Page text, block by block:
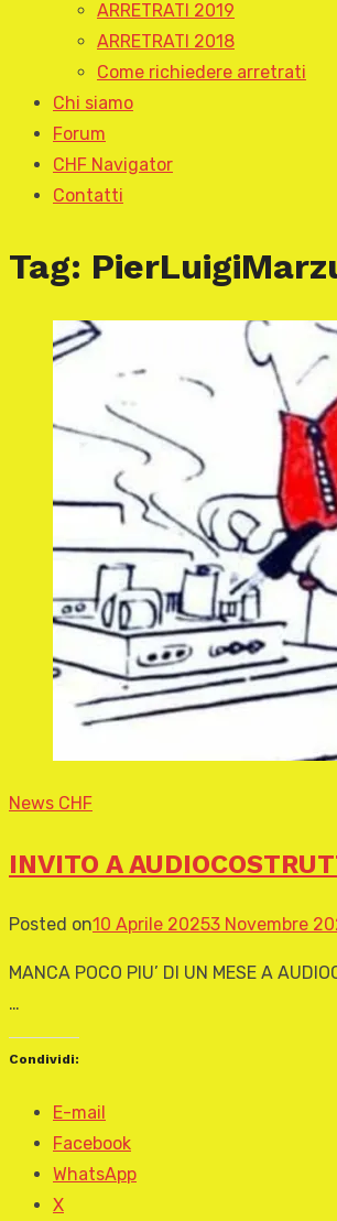
ARRETRATI 2019
ARRETRATI 2018
Come richiedere arretrati
Chi siamo
Forum
CHF Navigator
Contatti
Tag:
News CHF
INVITO A
Posted on10 Aprile 20253 Novembre
MANCA POCO PIU’ DI UN MESE A
…
Condividi:
E-mail
Facebook
WhatsApp
X